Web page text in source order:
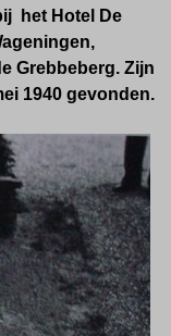
het Hotel De
Grebbeberg. Zijn
1940 gevonden.